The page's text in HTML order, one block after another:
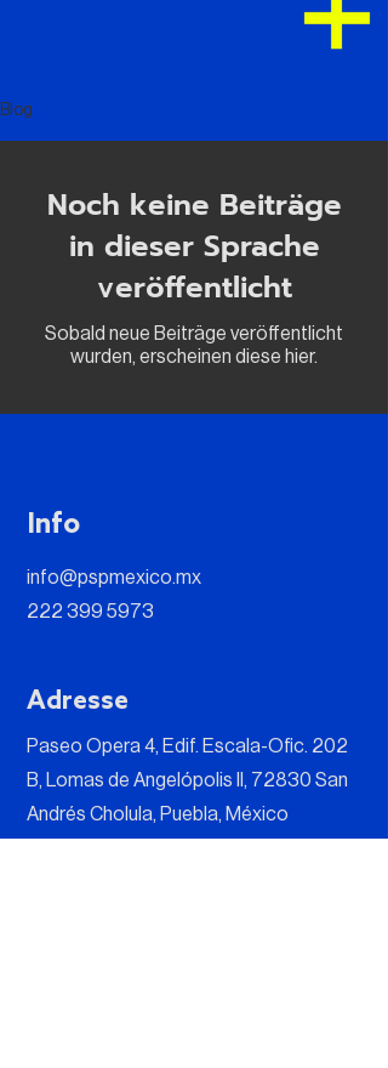
Blog
Noch keine Beiträge
in dieser Sprache
veröffentlicht
Sobald neue Beiträge veröffentlicht
wurden, erscheinen diese hier.
Info
info@pspmexico.mx
222 399 5973
Adresse
Paseo Opera 4, Edif. Escala-Ofic. 202
B, Lomas de Angelópolis II, 72830 San
Andrés Cholula, Puebla, México